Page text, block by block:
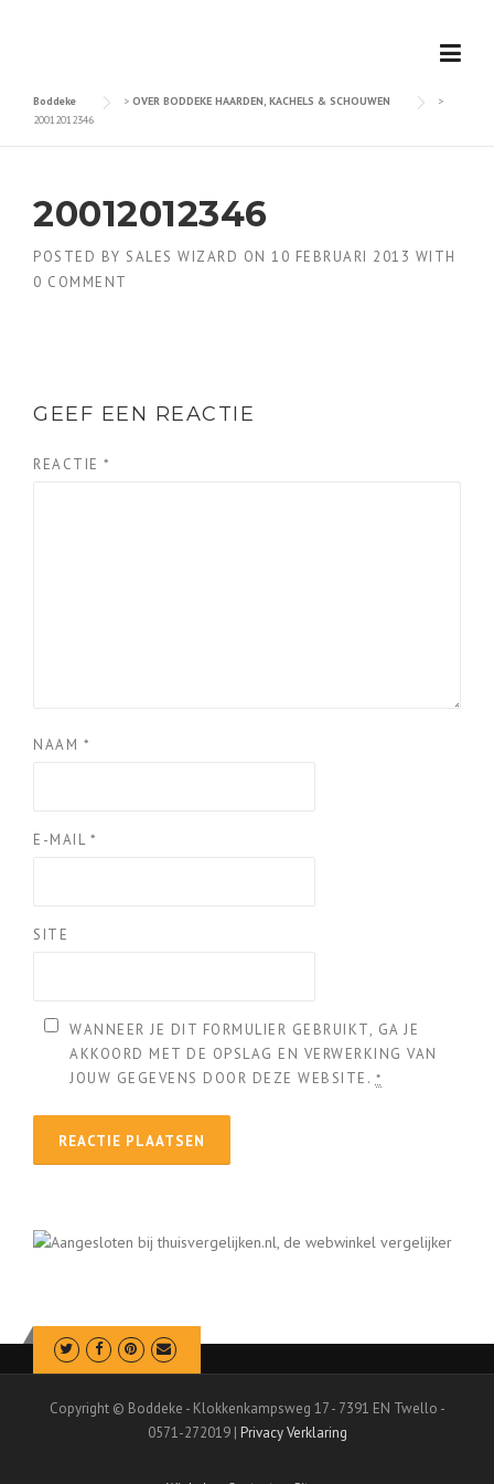
Boddeke > OVER BODDEKE HAARDEN, KACHELS & SCHOUWEN
>
20012012346
20012012346
POSTED BY SALES WIZARD ON 10 FEBRUARI 2013 WITH
0 COMMENT
GEEF EEN REACTIE
REACTIE *
NAAM *
E-MAIL *
SITE
WANNEER JE DIT FORMULIER GEBRUIKT, GA JE
AKKOORD MET DE OPSLAG EN VERWERKING VAN
JOUW GEGEVENS DOOR DEZE WEBSITE. *
Copyright © Boddeke - Klokkenkampsweg 17 - 7391 EN Twello -
0571-272019 | Privacy Verklaring